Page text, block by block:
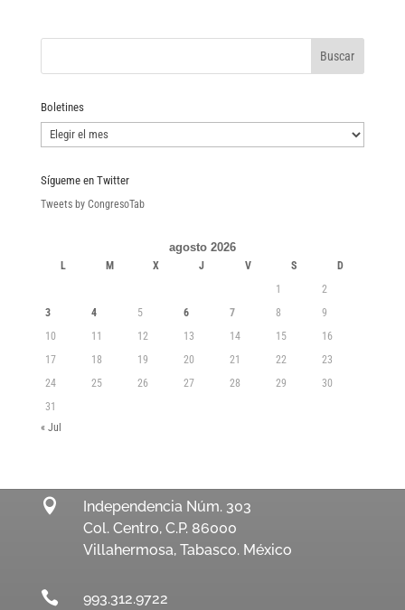
Boletines
Boletines
Sígueme en Twitter
Tweets by CongresoTab
agosto 2026
L M X J V S
D
1
2
3
4 5 6 7 8
9
10
11 12 13 14 15
16
17
18 19 20 21 22
23
24
25 26 27 28 29
30
31
« Jul

Independencia Núm. 303
Col. Centro, C.P. 86000
Villahermosa, Tabasco. México

993.312.9722